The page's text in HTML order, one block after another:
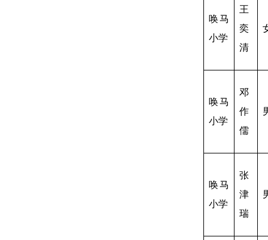
唤马
小学
王
奕
清
唤马
小学
邓
作
儒
唤马
小学
张
津
瑞